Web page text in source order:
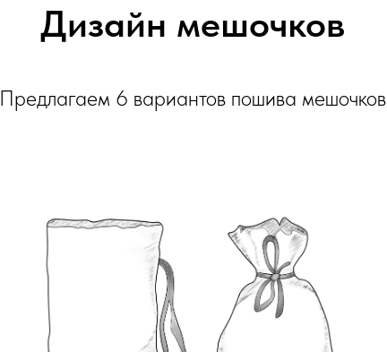
Дизайн мешочков
Предлагаем 6 вариантов пошива мешочков